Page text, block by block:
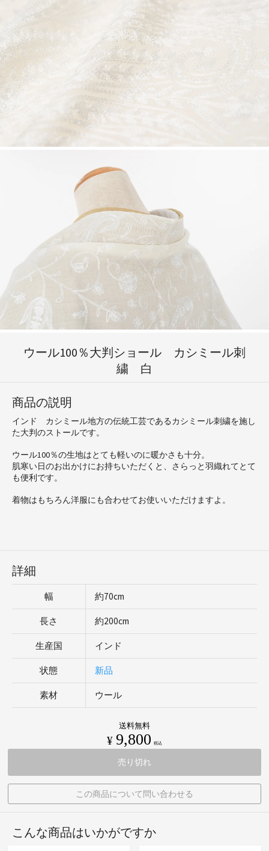
ウール100％大判ショール カシミール刺
繍 白
商品の説明
インド カシミール地方の伝統工芸であるカシミール刺繍を施し
た大判のストールです。
ウール100％の生地はとても軽いのに暖かさも十分。
肌寒い日のお出かけにお持ちいただくと、さらっと羽織れてとて
も便利です。
着物はもちろん洋服にも合わせてお使いいただけますよ。
詳細
幅 約70cm
長さ 約200cm
生産国 インド
状態 新品
素材 ウール
送料無料
¥9,800 税込
売り切れ
この商品について問い合わせる
こんな商品はいかがですか